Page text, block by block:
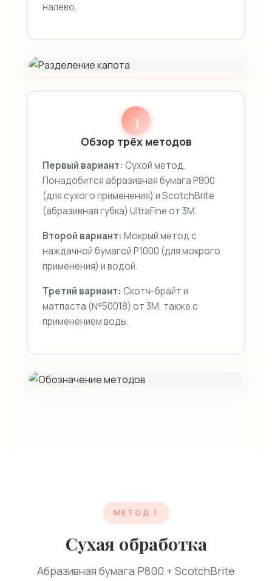
налево.
3
Обзор трёх методов
Первый вариант: Сухой метод.
Понадобится абразивная бумага P800
(для сухого применения) и ScotchBrite
(абразивная губка) UltraFine от 3M.
Второй вариант: Мокрый метод с
наждачной бумагой P1000 (для мокрого
применения) и водой.
Третий вариант: Скотч-брайт и
матпаста (№50018) от 3M, также с
применением воды.
МЕТОД 1
Сухая обработка
Абразивная бумага P800 + ScotchBrite